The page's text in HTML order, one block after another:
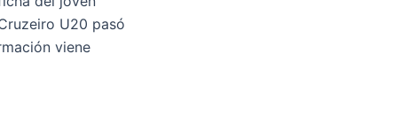
U20 pasó
viene